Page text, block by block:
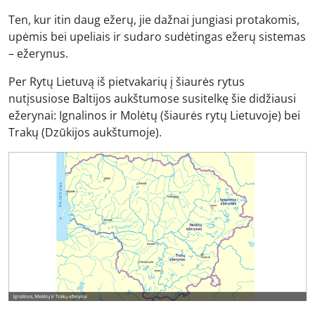
Ten, kur itin daug ežerų, jie dažnai jungiasi protakomis,
upėmis bei upeliais ir sudaro sudėtingas ežerų sistemas
– ežerynus.
Per Rytų Lietuvą iš pietvakarių į šiaurės rytus
nutįsusiose Baltijos aukštumose susitelkę šie didžiausi
ežerynai: Ignalinos ir Molėtų (šiaurės rytų Lietuvoje) bei
Trakų (Dzūkijos aukštumoje).